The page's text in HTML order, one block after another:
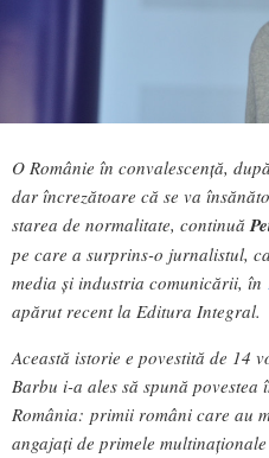
O Românie în convalescență,
dar încrezătoare că se va
starea de normalitate, continuă
pe care a surprins-o jurnalistul,
media și industria comunicării, în
apărut recent la Editura Integral.
Această istorie e povestită de 14
Barbu i-a ales să spună
România: primii români care au
angajați de primele